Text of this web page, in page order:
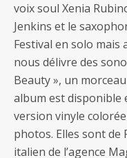
voix soul Xenia
Jenkins et le
Festival en solo mais
nous délivre des
Beauty », un
album est disponible
version vinyle
photos. Elles sont
italien de l’agence